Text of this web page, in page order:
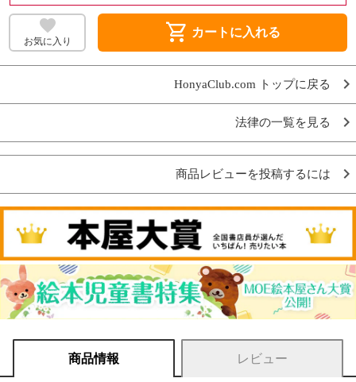
お気に入り shopping_cart カートに入れる
HonyaClub.com トップに戻る
法律の一覧を見る
商品レビューを投稿するには
商品情報 レビュー